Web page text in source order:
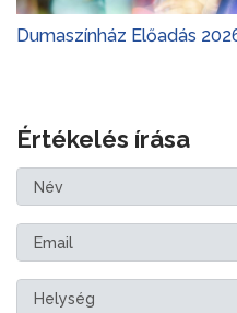
Dumaszínház Előadás
Értékelés írása